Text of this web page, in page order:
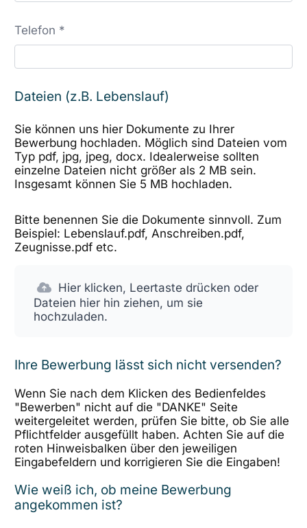
Telefon *
Dateien (z.B. Lebenslauf)
Sie können uns hier Dokumente zu Ihrer
Bewerbung hochladen. Möglich sind Dateien vom
Typ pdf, jpg, jpeg, docx. Idealerweise sollten
einzelne Dateien nicht größer als 2 MB sein.
Insgesamt können Sie 5 MB hochladen.
Bitte benennen Sie die Dokumente sinnvoll. Zum
Beispiel: Lebenslauf.pdf, Anschreiben.pdf,
Zeugnisse.pdf etc.
Hier klicken, Leertaste drücken oder
Dateien hier hin ziehen, um sie
hochzuladen.
Ihre Bewerbung lässt sich nicht versenden?
Wenn Sie nach dem Klicken des Bedienfeldes
"Bewerben" nicht auf die "DANKE" Seite
weitergeleitet werden, prüfen Sie bitte, ob Sie alle
Pflichtfelder ausgefüllt haben. Achten Sie auf die
roten Hinweisbalken über den jeweiligen
Eingabefeldern und korrigieren Sie die Eingaben!
Wie weiß ich, ob meine Bewerbung
angekommen ist?